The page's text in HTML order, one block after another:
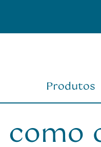
Pagamento
Produtos
como